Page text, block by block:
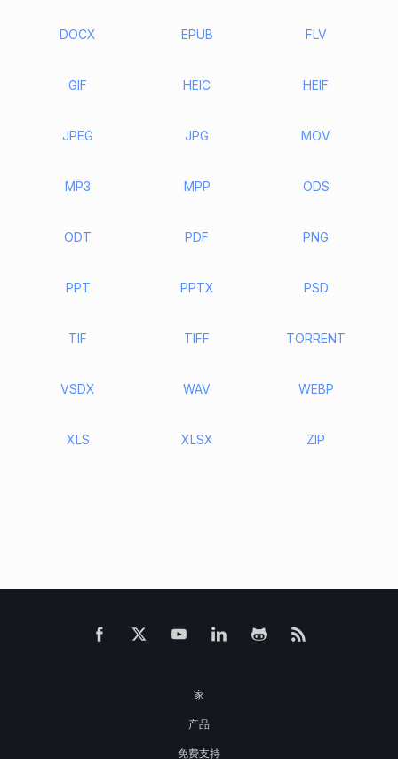
DOCX EPUB FLV
GIF HEIC HEIF
JPEG JPG MOV
MP3 MPP ODS
ODT PDF PNG
PPT PPTX PSD
TIF TIFF TORRENT
VSDX WAV WEBP
XLS XLSX ZIP
家
产品
免费支持